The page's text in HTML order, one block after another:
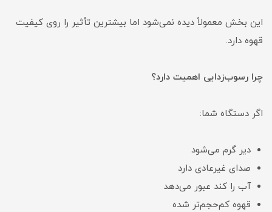
این بخش معمولاً دیده نمی‌شود اما بیشترین تأثیر را روی کیفیت
قهوه دارد.
چرا رسوب‌زدایی اهمیت دارد؟
اگر دستگاه شما:
دیر گرم می‌شود
صدای غیرعادی دارد
آب را کند عبور می‌دهد
قهوه کم‌حجم‌تر شده